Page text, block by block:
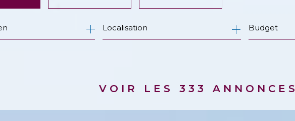
à l'année
Budget
VOIR LES 333 ANNONCES